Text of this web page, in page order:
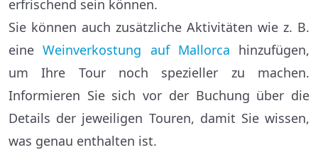
erfrischend sein können.
Sie können auch zusätzliche Aktivitäten wie z. B.
eineWeinverkostung auf Mallorca hinzufügen,
um Ihre Tour noch spezieller zu machen.
Informieren Sie sich vor der Buchung über die
Details der jeweiligen Touren, damit Sie wissen,
was genau enthalten ist.